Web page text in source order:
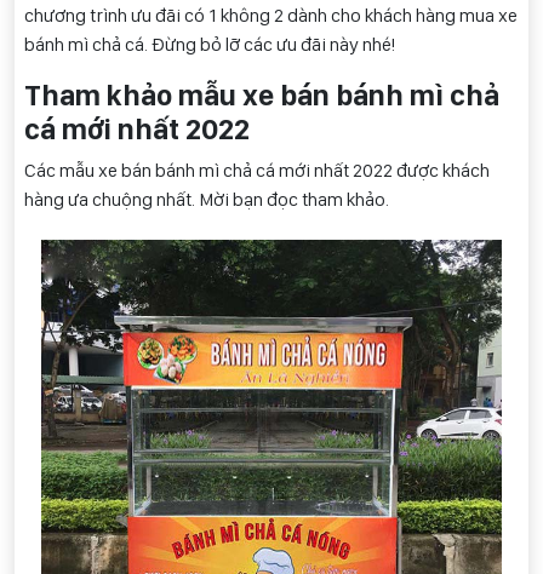
chương trình ưu đãi có 1 không 2 dành cho khách hàng mua xe
bánh mì chả cá. Đừng bỏ lỡ các ưu đãi này nhé!
Tham khảo mẫu xe bán bánh mì chả
cá mới nhất 2022
Các mẫu xe bán bánh mì chả cá mới nhất 2022 được khách
hàng ưa chuộng nhất. Mời bạn đọc tham khảo.